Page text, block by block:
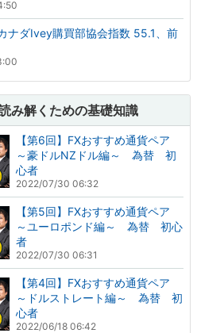
ナダIvey購買部協会指数 55.1、前
み解くための基礎知識
【第6回】FXおすすめ通貨ペア
～豪ドルNZドル編～ 為替 初
心者
2022/07/30 06:32
【第5回】FXおすすめ通貨ペア
～ユーロポンド編～ 為替 初心
者
2022/07/30 06:31
【第4回】FXおすすめ通貨ペア
～ドルストレート編～ 為替 初
心者
2022/06/18 06:42